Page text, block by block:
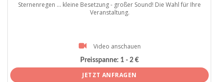
Sternenregen ... kleine Besetzung - großer Sound! Die Wahl für Ihre
Veranstaltung.
Video anschauen
Preisspanne: 1 - 2 €
JETZT ANFRAGEN